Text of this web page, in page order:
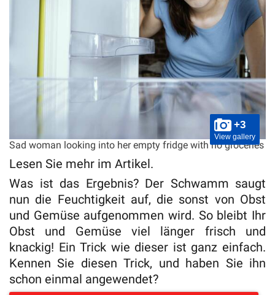
Sad woman looking into her empty fridge with no groceries
+3
View gallery
Lesen Sie mehr im Artikel.
Was ist das Ergebnis? Der Schwamm saugt
nun die Feuchtigkeit auf, die sonst von Obst
und Gemüse aufgenommen wird. So bleibt Ihr
Obst und Gemüse viel länger frisch und
knackig! Ein Trick wie dieser ist ganz einfach.
Kennen Sie diesen Trick, und haben Sie ihn
schon einmal angewendet?